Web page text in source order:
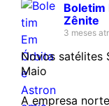
Boletim
Zênite
3 meses
Novos satélites
Maio
A empresa